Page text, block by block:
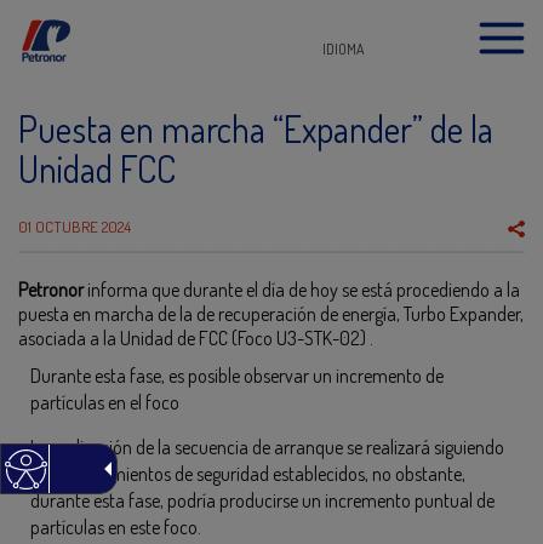
IDIOMA
Puesta en marcha “Expander” de la
Unidad FCC
01 OCTUBRE 2024
Petronorinforma que durante el día de hoy se está procediendo a la
puesta en marcha de la de recuperación de energía, Turbo Expander,
asociada a la Unidad de FCC (Foco U3-STK-02) .
Durante esta fase, es posible observar un incremento de
partículas en el foco
La realización de la secuencia de arranque se realizará siguiendo
los procedimientos de seguridad establecidos, no obstante,
durante esta fase, podría producirse un incremento puntual de
partículas en este foco.